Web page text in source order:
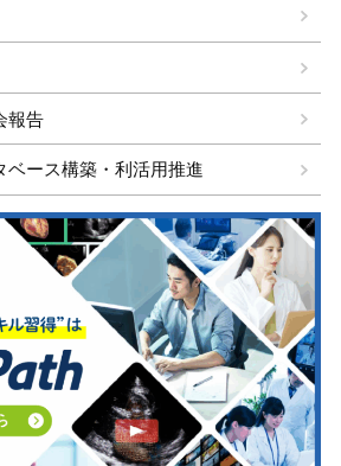
報告
ベース構築・利活用推進